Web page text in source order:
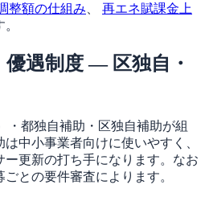
整額の仕組み
再エネ賦課金上
遇制度 — 区独自・
・都独自補助・区独自補助が組
中小事業者向けに使いやすく、
更新の打ち手になります。なお
との要件審査によります。